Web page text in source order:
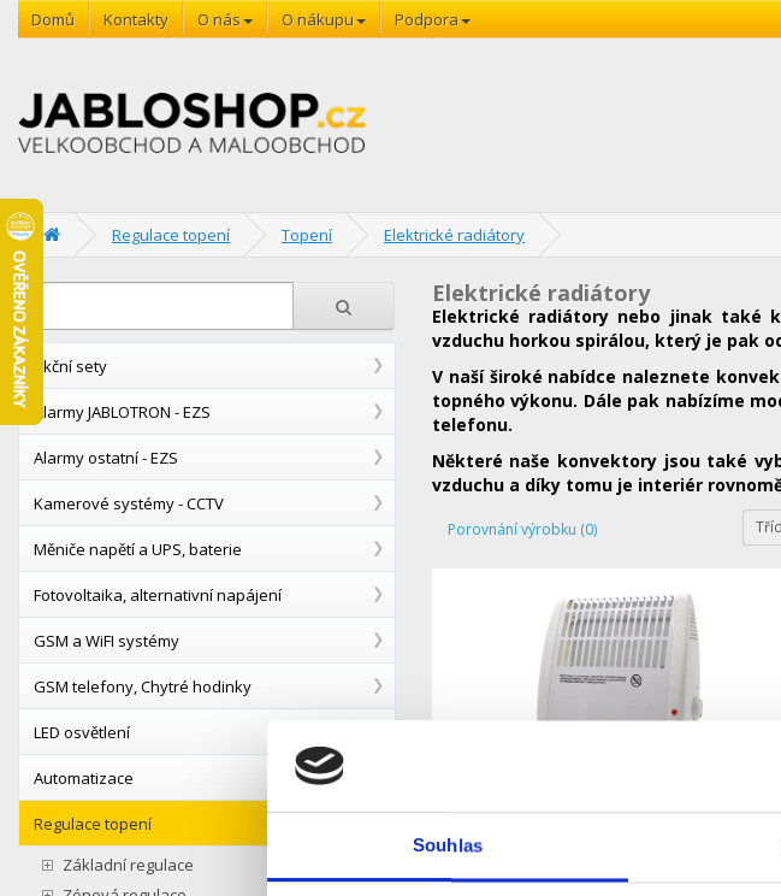
Souhlas
Domů Kontakty O nás O nákupu Podpora
Regulace topení Topení Elektrické radiátory
Akční sety
Alarmy JABLOTRON - EZS
Alarmy ostatní - EZS
Kamerové systémy - CCTV
Měniče napětí a UPS, baterie
Fotovoltaika, alternativní napájení
GSM a WiFI systémy
GSM telefony, Chytré hodinky
LED osvětlení
Automatizace
Regulace topení
Základní regulace
Elektrické radiátory
Elektrické radiátory nebo jinak také
vzduchu horkou spirálou, který je pak
V naší široké nabídce naleznete
topného výkonu. Dále pak nabízíme
telefonu.
Některé naše konvektory jsou také
vzduchu a díky tomu je interiér
Porovnání výrobku (0)
Ochrana proti zamrznutí 450W
volně stojící